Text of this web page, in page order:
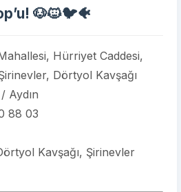
🐶🐱🐦🐠
Hürriyet Caddesi,
Dörtyol Kavşağı
Aydın
88 03
Kavşağı, Şirinevler